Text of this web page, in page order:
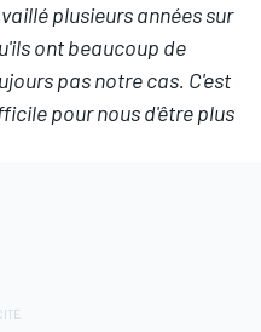
plusieurs années sur
ont beaucoup de
pas notre cas. C'est
pour nous d'être plus